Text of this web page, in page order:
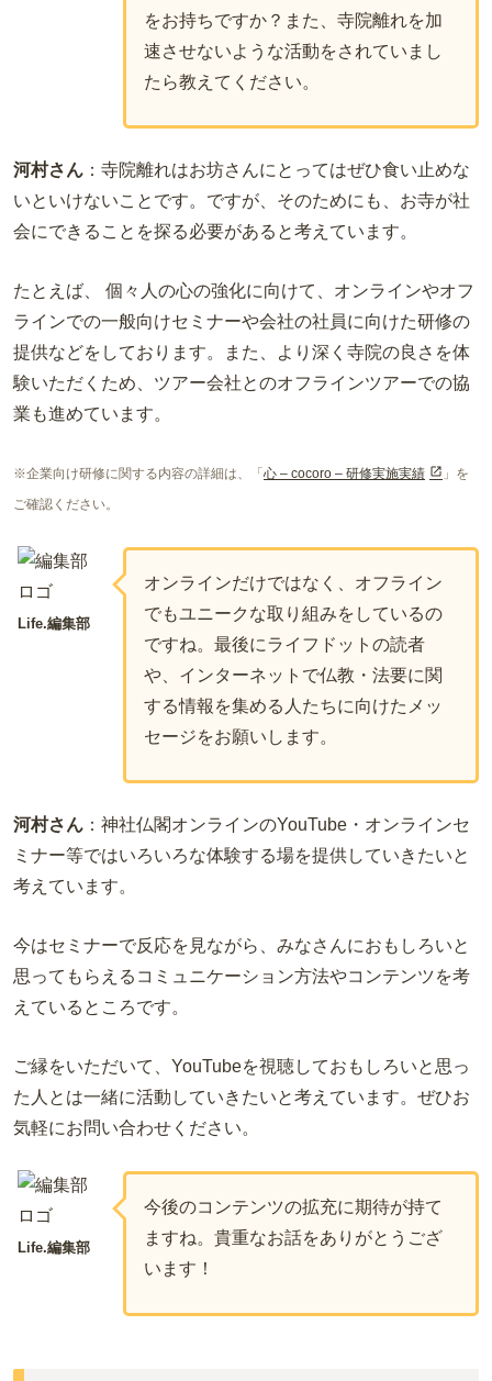
をお持ちですか？また、寺院離れを加
速させないような活動をされていまし
たら教えてください。
河村さん ：寺院離れはお坊さんにとってはぜひ食い止めな
いといけないことです。ですが、そのためにも、お寺が社
会にできることを探る必要があると考えています。
たとえば、 個々人の心の強化に向けて、オンラインやオフ
ラインでの一般向けセミナーや会社の社員に向けた研修の
提供などをしております。また、より深く寺院の良さを体
験いただくため、ツアー会社とのオフラインツアーでの協
業も進めています。
※企業向け研修に関する内容の詳細は、「 心 – cocoro – 研修実施実績
」を
ご確認ください。
Life.編集部
オンラインだけではなく、オフライン
でもユニークな取り組みをしているの
ですね。最後にライフドットの読者
や、インターネットで仏教・法要に関
する情報を集める人たちに向けたメッ
セージをお願いします。
河村さん ：神社仏閣オンラインのYouTube・オンラインセ
ミナー等ではいろいろな体験する場を提供していきたいと
考えています。
今はセミナーで反応を見ながら、みなさんにおもしろいと
思ってもらえるコミュニケーション方法やコンテンツを考
えているところです。
ご縁をいただいて、YouTubeを視聴しておもしろいと思っ
た人とは一緒に活動していきたいと考えています。ぜひお
気軽にお問い合わせください。
Life.編集部
今後のコンテンツの拡充に期待が持て
ますね。貴重なお話をありがとうござ
います！